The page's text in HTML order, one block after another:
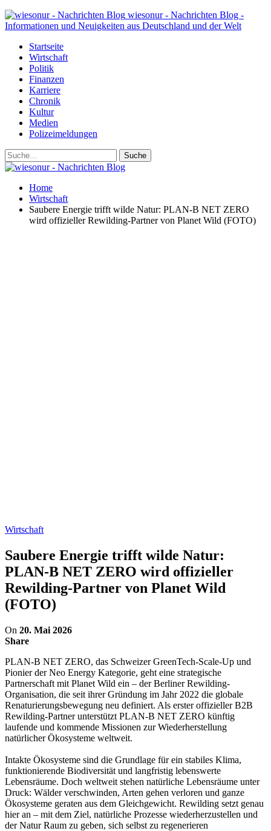
wiesonur - Nachrichten Blog -
Informationen und Neuigkeiten aus Deutschland und der Welt
Startseite
Wirtschaft
Politik
Finanzen
Karriere
Chronik
Kultur
Medien
Polizeimeldungen
Home
Wirtschaft
Saubere Energie trifft wilde Natur: PLAN-B NET ZERO
wird offizieller Rewilding-Partner von Planet Wild (FOTO)
Wirtschaft
Saubere Energie trifft wilde Natur:
PLAN-B NET ZERO wird offizieller
Rewilding-Partner von Planet Wild
(FOTO)
On 20. Mai 2026
Share
PLAN-B NET ZERO, das Schweizer GreenTech-Scale-Up und
Pionier der Neo Energy Kategorie, geht eine strategische
Partnerschaft mit Planet Wild ein – der Berliner Rewilding-
Organisation, die seit ihrer Gründung im Jahr 2022 die globale
Renaturierungsbewegung neu definiert. Als erster offizieller B2B
Rewilding-Partner unterstützt PLAN-B NET ZERO künftig
laufende und kommende Missionen zur Wiederherstellung
natürlicher Ökosysteme weltweit.
Intakte Ökosysteme sind die Grundlage für ein stabiles Klima,
funktionierende Biodiversität und langfristig lebenswerte
Lebensräume. Doch weltweit stehen natürliche Lebensräume unter
Druck: Wälder verschwinden, Arten gehen verloren und ganze
Ökosysteme geraten aus dem Gleichgewicht. Rewilding setzt genau
hier an – mit dem Ziel, natürliche Prozesse wiederherzustellen und
der Natur Raum zu geben, sich selbst zu regenerieren